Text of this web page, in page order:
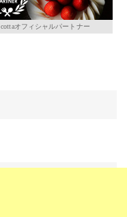
cottaオフィシャルパートナー